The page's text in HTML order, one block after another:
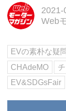
2021-
Web
EVの素朴な疑
CHAdeMO
EV&SDGsFair